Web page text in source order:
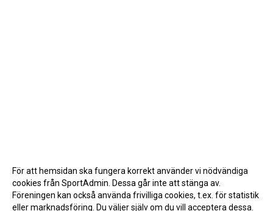
För att hemsidan ska fungera korrekt använder vi nödvändiga
cookies från SportAdmin. Dessa går inte att stänga av.
Föreningen kan också använda frivilliga cookies, t.ex. för statistik
eller marknadsföring. Du väljer själv om du vill acceptera dessa.